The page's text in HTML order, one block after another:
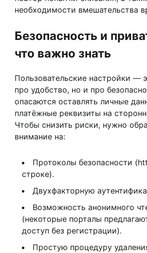
необходимости вмешательства
Безопасность и
что важно знать
Пользовательские настройки —
про удобство, но и про
опасаются оставлять личные
платёжные реквизиты на
Чтобы снизить риски, нужно
внимание на:
Протоколы безопасности
строке).
Двухфакторную
Возможность анонимного
(некоторые порталы
доступ без регистрации).
Простую процедуру